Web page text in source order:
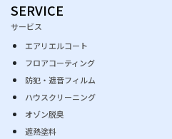
SERVICE
サービス
エアリエルコート
フロアコーティング
防犯・遮音フィルム
ハウスクリーニング
オゾン脱臭
遮熱塗料